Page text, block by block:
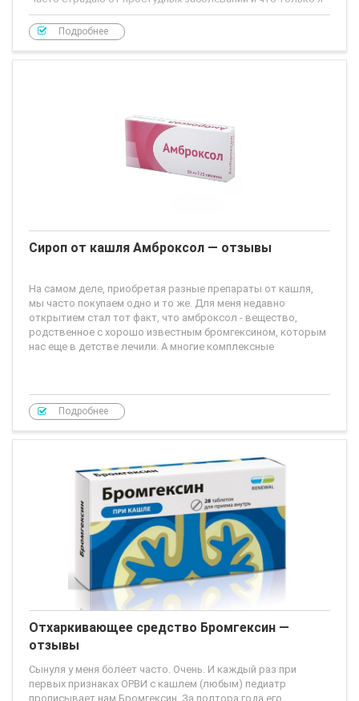
не пробовала пить от кашля... Остановила свой выбор на
препарате АЦЦ. Кашель у всех начинается с сухого, потом
медленно переходит в мокрый и
Подробнее
Сироп от кашля Амброксол — отзывы
На самом деле, приобретая разные препараты от кашля,
мы часто покупаем одно и то же. Для меня недавно
открытием стал тот факт, что амброксол - вещество,
родственное с хорошо известным бромгексином, которым
нас еще в детстве лечили. А многие комплексные
Подробнее
Отхаркивающее средство Бромгексин —
отзывы
Сынуля у меня болеет часто. Очень. И каждый раз при
первых признаках ОРВИ с кашлем (любым) педиатр
прописывает нам Бромгексин. За полтора года его